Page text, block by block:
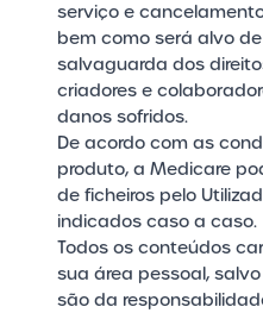
serviço e
bem como será alvo
salvaguarda dos
criadores e
danos sofridos.
De acordo com as
produto, a Medicare
de ficheiros pelo
indicados caso a caso.
Todos os conteúdos
sua área pessoal,
são da